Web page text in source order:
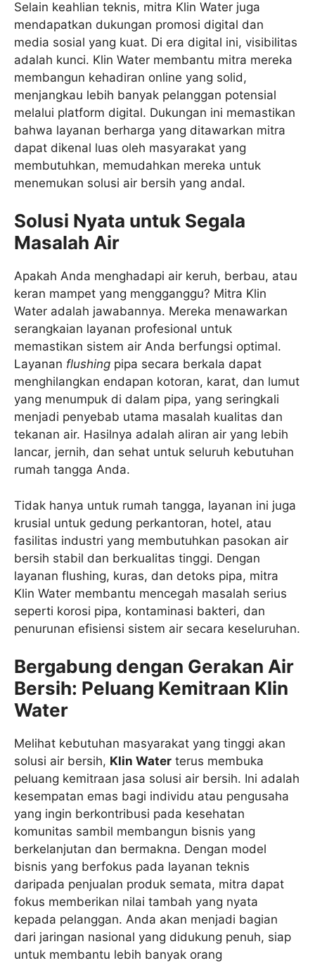
Selain keahlian teknis, mitra Klin Water juga
mendapatkan dukungan promosi digital dan
media sosial yang kuat. Di era digital ini, visibilitas
adalah kunci. Klin Water membantu mitra mereka
membangun kehadiran online yang solid,
menjangkau lebih banyak pelanggan potensial
melalui platform digital. Dukungan ini memastikan
bahwa layanan berharga yang ditawarkan mitra
dapat dikenal luas oleh masyarakat yang
membutuhkan, memudahkan mereka untuk
menemukan solusi air bersih yang andal.
Solusi Nyata untuk Segala
Masalah Air
Apakah Anda menghadapi air keruh, berbau, atau
keran mampet yang mengganggu? Mitra Klin
Water adalah jawabannya. Mereka menawarkan
serangkaian layanan profesional untuk
memastikan sistem air Anda berfungsi optimal.
Layanan flushing pipa secara berkala dapat
menghilangkan endapan kotoran, karat, dan lumut
yang menumpuk di dalam pipa, yang seringkali
menjadi penyebab utama masalah kualitas dan
tekanan air. Hasilnya adalah aliran air yang lebih
lancar, jernih, dan sehat untuk seluruh kebutuhan
rumah tangga Anda.
Tidak hanya untuk rumah tangga, layanan ini juga
krusial untuk gedung perkantoran, hotel, atau
fasilitas industri yang membutuhkan pasokan air
bersih stabil dan berkualitas tinggi. Dengan
layanan flushing, kuras, dan detoks pipa, mitra
Klin Water membantu mencegah masalah serius
seperti korosi pipa, kontaminasi bakteri, dan
penurunan efisiensi sistem air secara keseluruhan.
Bergabung dengan Gerakan Air
Bersih: Peluang Kemitraan Klin
Water
Melihat kebutuhan masyarakat yang tinggi akan
solusi air bersih, Klin Water terus membuka
peluang kemitraan jasa solusi air bersih. Ini adalah
kesempatan emas bagi individu atau pengusaha
yang ingin berkontribusi pada kesehatan
komunitas sambil membangun bisnis yang
berkelanjutan dan bermakna. Dengan model
bisnis yang berfokus pada layanan teknis
daripada penjualan produk semata, mitra dapat
fokus memberikan nilai tambah yang nyata
kepada pelanggan. Anda akan menjadi bagian
dari jaringan nasional yang didukung penuh, siap
untuk membantu lebih banyak orang